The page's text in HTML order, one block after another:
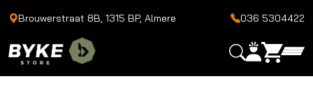
Brouwerstraat 8B, 1315 BP, Almere 036 5304422